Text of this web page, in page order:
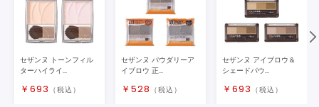
セザンヌ トーンフィル
ターハイライ...
￥ 693 （税込）
セザンヌ パウダリーア
イブロウ 正...
￥ 528 （税込）
セザンヌ アイブロウ＆
シェードパウ...
￥ 693 （税込）